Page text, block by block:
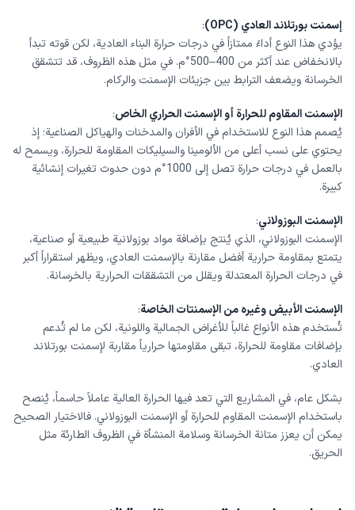
إسمنت بورتلاند العادي (OPC)
:
يؤدي هذا النوع أداءً ممتازاً في درجات حرارة البناء العادية، لكن قوته تبدأ
بالانخفاض عند أكثر من 400–500°م. في مثل هذه الظروف، قد تتشقق
الخرسانة ويضعف الترابط بين جزيئات الإسمنت والركام.
الإسمنت المقاوم للحرارة أو الإسمنت الحراري الخاص:
يُصمم هذا النوع للاستخدام في الأفران والمدخنات والهياكل الصناعية؛ إذ
يحتوي على نسب أعلى من الألومينا والسيليكات المقاومة للحرارة، ويسمح له
بالعمل في درجات حرارة تصل إلى 1000°م دون حدوث تغيرات إنشائية
كبيرة.
الإسمنت البوزولاني:
الإسمنت البوزولاني، الذي يُنتج بإضافة مواد بوزولانية طبيعية أو صناعية،
يتمتع بمقاومة حرارية أفضل مقارنة بالإسمنت العادي، ويظهر استقراراً أكبر
في درجات الحرارة المعتدلة ويقلل من التشققات الحرارية بالخرسانة.
الإسمنت الأبيض وغيره من الإسمنتات الخاصة:
تُستخدم هذه الأنواع غالباً للأغراض الجمالية واللونية، لكن ما لم تُدعم
بإضافات مقاومة للحرارة، تبقى مقاومتها حرارياً مقاربة لإسمنت بورتلاند
العادي.
بشكل عام، في المشاريع التي تعد فيها الحرارة العالية عاملاً حاسماً، يُنصح
باستخدام الإسمنت المقاوم للحرارة أو الإسمنت البوزولاني. فالاختيار الصحيح
يمكن أن يعزز متانة الخرسانة وسلامة المنشأة في الظروف الطارئة مثل
الحريق.